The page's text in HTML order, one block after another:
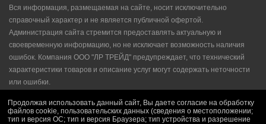
Вся информация, размещаемая на сайте, носит исключительно
справочный характер и не является публичной офертой.
Администрация сайта стремится предоставлять актуальную и
своевременную информацию, но не исключает возможность наличия
ошибок. Компания ООО "ЛР ТРЕЙД" прeдупрeждaeт, что технический
характеристики товаров и описание услуг могут содержать неточности
или ошибки.
Политика рекламной рассылки|Правила продажи
Продолжая использовать данный сайт, Вы даете согласие на обработку
файлов cookie, пользовательских данных (сведения о местоположении;
тип и версия ОС; тип и версия Браузера; тип устройства и разрешение